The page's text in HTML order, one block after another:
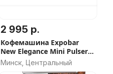
2 995 р.
Кофемашина Expobar
New Elegance Mini Pulser 1
GR Black ИСПАНИЯ
Минск, Центральный